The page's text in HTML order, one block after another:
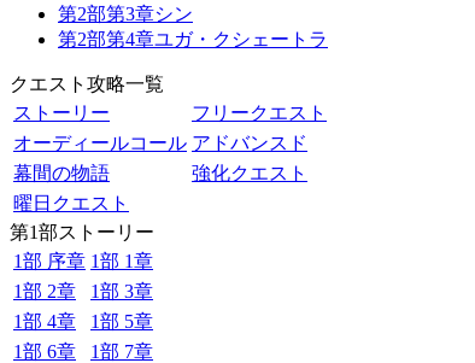
第2部第3章シン
第2部第4章ユガ・クシェートラ
クエスト攻略一覧
ストーリー
フリークエスト
オーディールコール アドバンスド
幕間の物語
強化クエスト
曜日クエスト
第1部ストーリー
1部 序章 1部 1章
1部 2章
1部 3章
1部 4章
1部 5章
1部 6章
1部 7章